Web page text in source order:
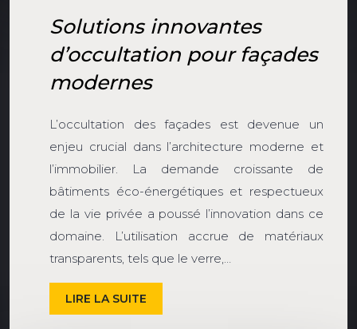
Solutions innovantes
d’occultation pour façades
modernes
L’occultation des façades est devenue un
enjeu crucial dans l’architecture moderne et
l’immobilier. La demande croissante de
bâtiments éco-énergétiques et respectueux
de la vie privée a poussé l’innovation dans ce
domaine. L’utilisation accrue de matériaux
transparents, tels que le verre,…
LIRE LA SUITE